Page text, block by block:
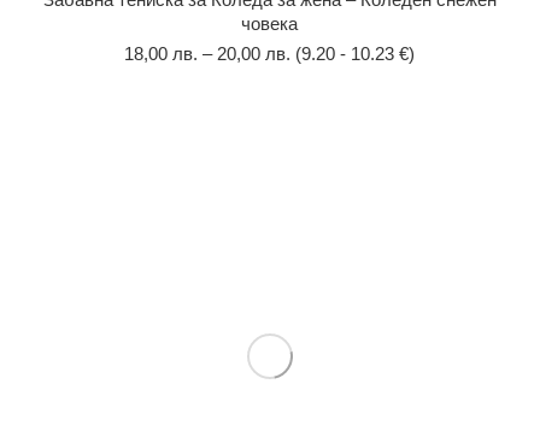
човека
18,00 лв. – 20,00 лв. (9.20 - 10.23 €)